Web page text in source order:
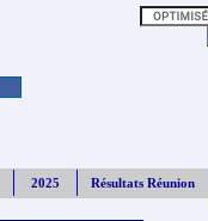
2025 Résultats Réunion